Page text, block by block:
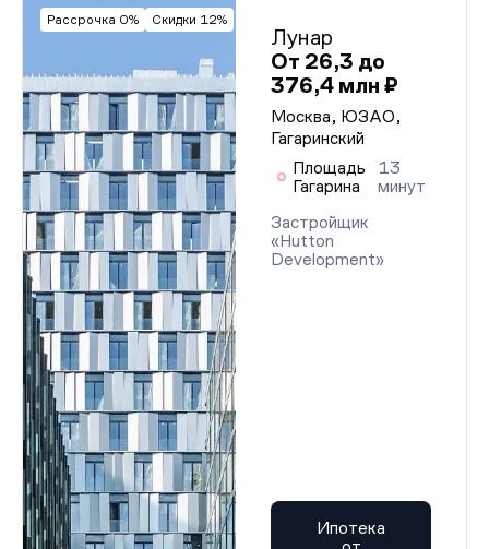
Рассрочка 0% Скидки 12%
Лунар
От 26,3 до
376,4 млн ₽
Москва, ЮЗАО,
Гагаринский
Площадь
Гагарина
13
минут
Застройщик
«Hutton
Development»
Ипотека